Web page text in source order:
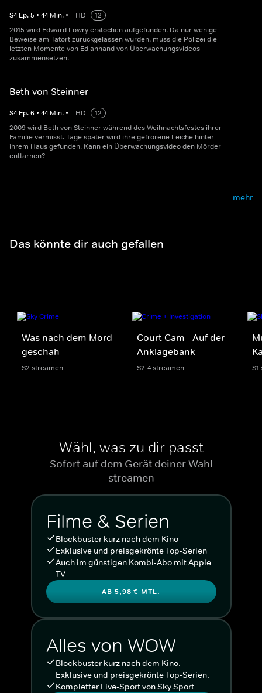
S4 Ep.5 • 44 Min. • HD
12
2015 wird Edward Lowry erstochen aufgefunden. Da nur wenige
Beweise am Tatort zurückgelassen wurden, muss die Polizei die
letzten Momente von Ed anhand von Überwachungsvideos
zusammensetzen.
Beth von Steinner
S4 Ep.6 • 44 Min. • HD
12
2009 wird Beth von Steinner während des Weihnachtsfestes ihrer
Familie vermisst. Tage später wird ihre gefrorene Leiche hinter
ihrem Haus gefunden. Kann ein Überwachungsvideo den Mörder
enttarnen?
mehr
Das könnte dir auch gefallen
Was nach dem Mord
geschah
S2 streamen
Court Cam - Auf der
Anklagebank
S2-4 streamen
Wähl, was zu dir passt
Sofort auf dem Gerät deiner Wahl
streamen
Filme & Serien
Blockbuster kurz nach dem Kino
Exklusive und preisgekrönte Top-Serien
Auch im günstigen Kombi-Abo mit Apple
TV
AB 5,98 € MTL.
Alles von WOW
Blockbuster kurz nach dem Kino.
Exklusive und preisgekrönte Top-Serien.
Kompletter Live-Sport von Sky Sport